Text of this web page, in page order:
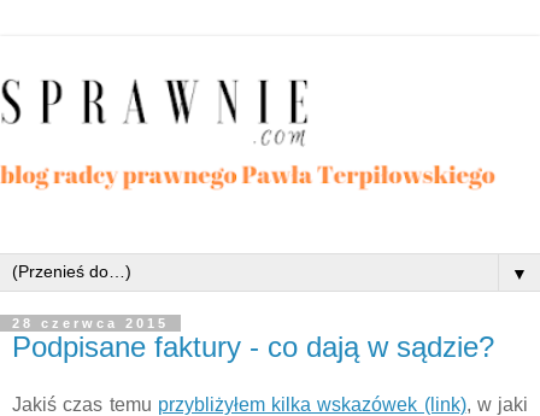
▼
28 czerwca 2015
Podpisane faktury - co dają w sądzie?
Jakiś czas temu przybliżyłem kilka wskazówek (link), w jaki